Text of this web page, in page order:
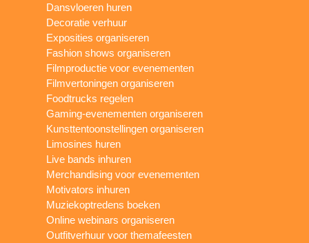
Dansvloeren huren
Decoratie verhuur
Exposities organiseren
Fashion shows organiseren
Filmproductie voor evenementen
Filmvertoningen organiseren
Foodtrucks regelen
Gaming-evenementen organiseren
Kunsttentoonstellingen organiseren
Limosines huren
Live bands inhuren
Merchandising voor evenementen
Motivators inhuren
Muziekoptredens boeken
Online webinars organiseren
Outfitverhuur voor themafeesten